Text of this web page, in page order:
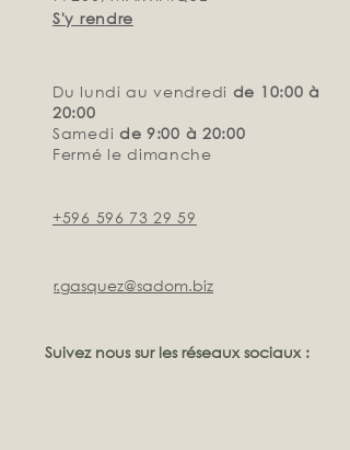
S'y rendre
Du lundi au vendredi de 10:00 à
20:00
Samedi de 9:00 à 20:00
Fermé le dimanche
+596 596 73 29 59
r.gasquez@sadom.biz
Suivez nous sur les réseaux sociaux :